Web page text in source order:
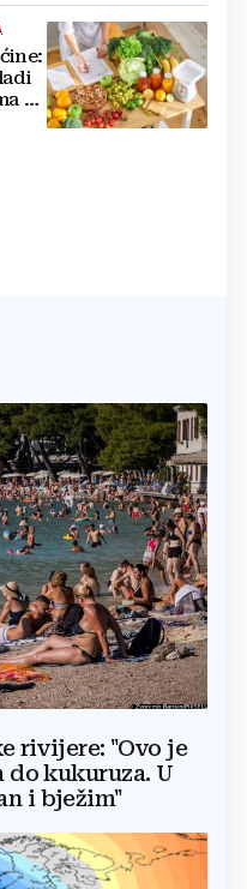
si
rivijere: "Ovo je
do kukuruza. U
i bježim"